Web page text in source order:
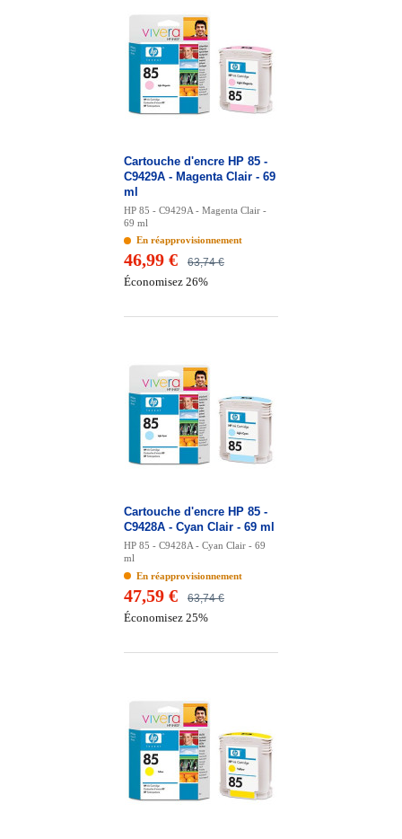
Cartouche d'encre HP 85 -
C9429A - Magenta Clair - 69
ml
HP 85 - C9429A - Magenta Clair -
69 ml
En réapprovisionnement
63,74 €
46,99 €
Économisez 26%
Cartouche d'encre HP 85 -
C9428A - Cyan Clair - 69 ml
HP 85 - C9428A - Cyan Clair - 69
ml
En réapprovisionnement
63,74 €
47,59 €
Économisez 25%